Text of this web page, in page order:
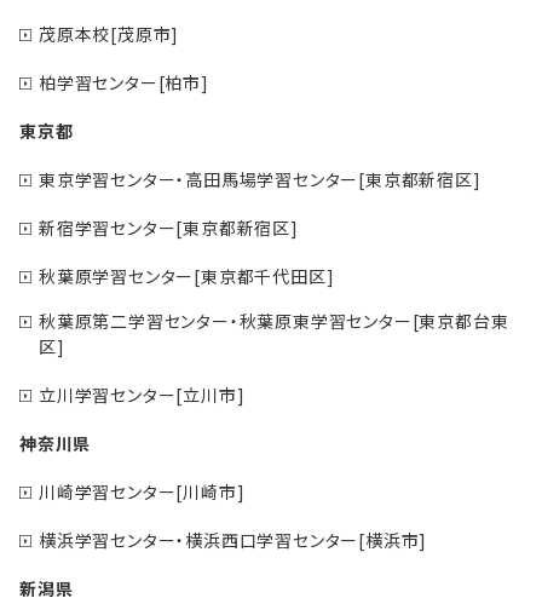
茂原本校[茂原市]
柏学習センター[柏市]
東京都
東京学習センター・高田馬場学習センター[東京都新宿区]
新宿学習センター[東京都新宿区]
秋葉原学習センター[東京都千代田区]
秋葉原第二学習センター・秋葉原東学習センター[東京都台東
区]
立川学習センター[立川市]
神奈川県
川崎学習センター[川崎市]
横浜学習センター・横浜西口学習センター[横浜市]
新潟県